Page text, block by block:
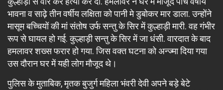
भावना व साढ़े तीन वर्षीय लक्षिता को पानी मे डुबोकर मार डाला. उन्होंने
मासूम बच्चियों की मां संतोष उर्फ सन्तु के सिर में कुल्हाड़ी मारी. वह गंभीर
रूप से घायल हो गई. कुल्हाड़ी सन्तु के सिर में जा धंसी. वारदात के बाद
हमलावर शख्स फरार हो गया. जिस वक्त घटना को अन्ज्मा दिया गया
उस दौरान घर में यही लोग मौजूद थे।
पुलिस के मुताबिक, मृतक बुजुर्ग महिला भंवरी देवी अपने बड़े बेटे